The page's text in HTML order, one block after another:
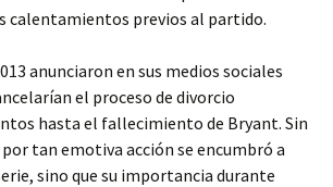
calentamientos previos al partido.
anunciaron en sus medios sociales
el proceso de divorcio
hasta el fallecimiento de Bryant. Sin
tan emotiva acción se encumbró a
sino que su importancia durante